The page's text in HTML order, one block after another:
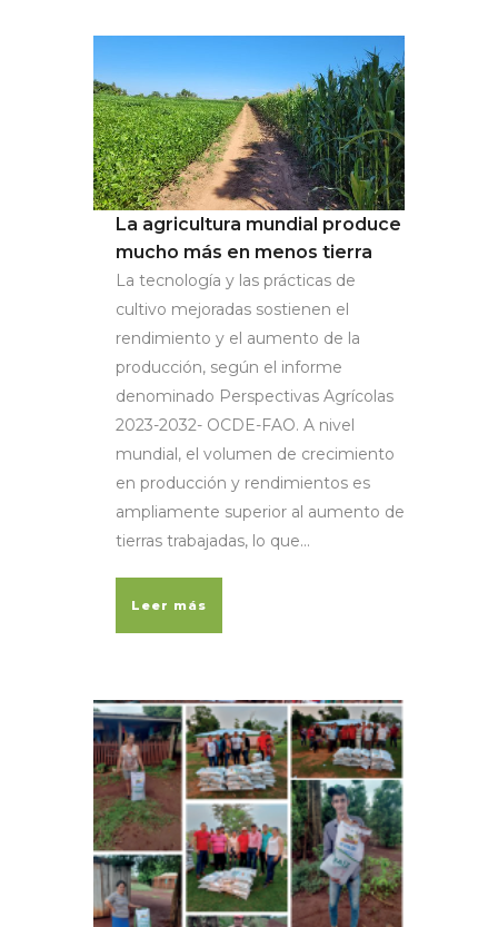
La agricultura mundial produce
mucho más en menos tierra
La tecnología y las prácticas de
cultivo mejoradas sostienen el
rendimiento y el aumento de la
producción, según el informe
denominado Perspectivas Agrícolas
2023-2032- OCDE-FAO. A nivel
mundial, el volumen de crecimiento
en producción y rendimientos es
ampliamente superior al aumento de
tierras trabajadas, lo que...
Leer más